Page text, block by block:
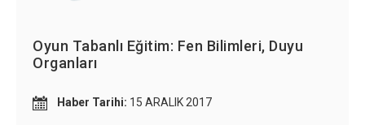
Oyun Tabanlı Eğitim: Fen Bilimleri, Duyu
Organları
Haber Tarihi: 15 ARALIK 2017